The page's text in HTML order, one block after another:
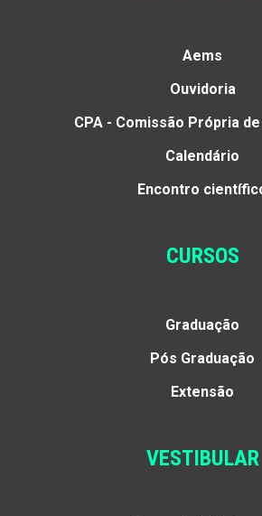
Aems
Ouvidoria
CPA - Comissão Própria
Calendário
Encontro
CURSOS
Graduação
Pós Graduação
Extensão
VESTIBULAR